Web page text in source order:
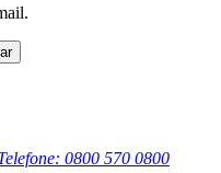
0800 570 0800